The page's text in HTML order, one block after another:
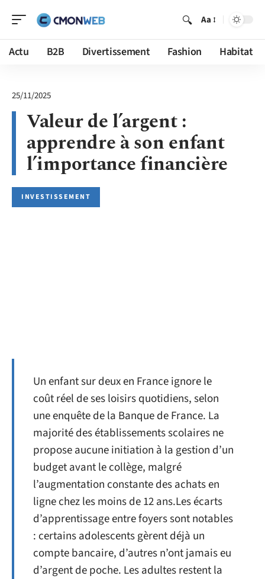
Aa
Actu B2B Divertissement Fashion Habitat
25/11/2025
Valeur de l’argent :
apprendre à son enfant
l’importance financière
INVESTISSEMENT
Un enfant sur deux en France ignore le
coût réel de ses loisirs quotidiens, selon
une enquête de la Banque de France. La
majorité des établissements scolaires ne
propose aucune initiation à la gestion d’un
budget avant le collège, malgré
l’augmentation constante des achats en
ligne chez les moins de 12 ans.Les écarts
d’apprentissage entre foyers sont notables
: certains adolescents gèrent déjà un
compte bancaire, d’autres n’ont jamais eu
d’argent de poche. Les adultes restent la